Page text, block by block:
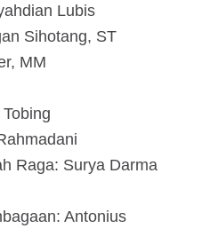
Lubis
Sihotang, ST
MM
Raga: Surya Darma
Antonius